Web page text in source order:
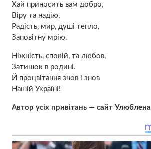
Хай приносить вам добро,
Віру та надію,
Радість, мир, душі тепло,
Заповітну мрію.
Ніжність, спокій, та любов,
Затишок в родині.
Й процвітання знов і знов
Нашій Україні!
Автор усіх привітань — сайт Улюблена